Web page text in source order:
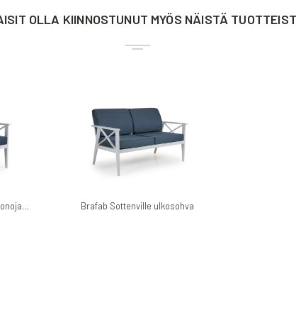
OLLA KIINNOSTUNUT MYÖS NÄISTÄ
Brafab Sottenville ulkosohva